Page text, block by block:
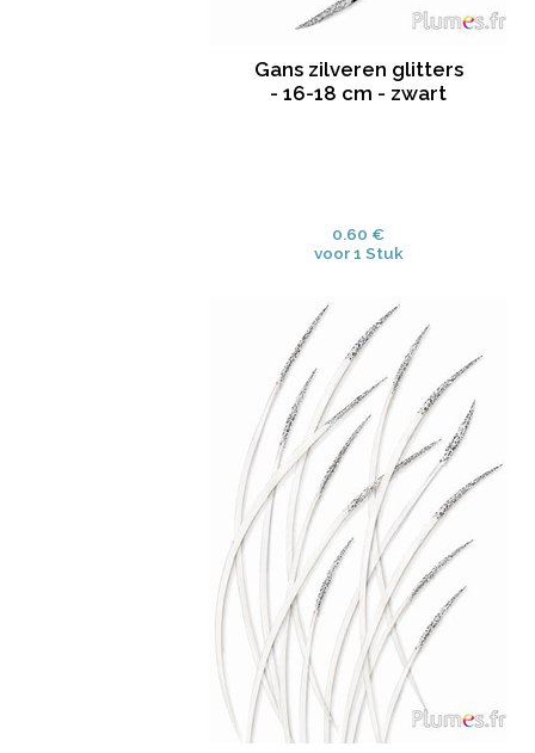
Gans zilveren glitters
- 16-18 cm - zwart
0.60 €
voor 1 Stuk